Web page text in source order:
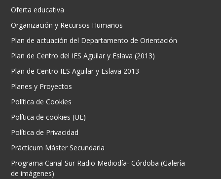
Oferta educativa
Organización y Recursos Humanos
Plan de actuación del Departamento de Orientación
Plan de Centro del IES Aguilar y Eslava (2013)
Plan de Centro IES Aguilar y Eslava 2013
Planes y Proyectos
Política de Cookies
Política de cookies (UE)
Política de Privacidad
Prácticum Máster Secundaria
Programa Canal Sur Radio Mediodía- Córdoba (Galería
de imágenes)